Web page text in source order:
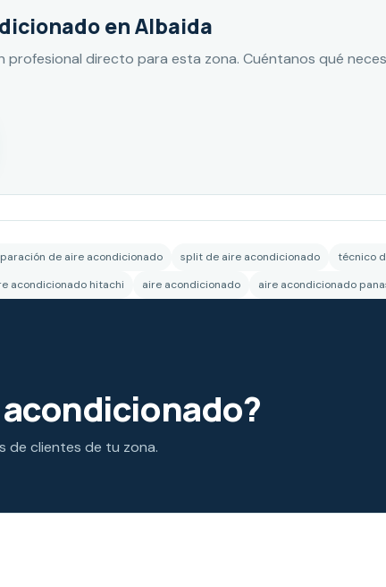
en Albaida
profesional directo para esta zona. Cuéntanos qué
de aire acondicionado split de aire acondicionado técnico
acondicionado hitachi aire acondicionado aire acondicionado
de clientes de tu zona.